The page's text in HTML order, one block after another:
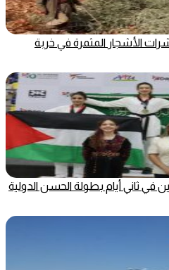
الأشجار المثمرة في خربة
في ثاني أيام بطولة الحسن الدولية